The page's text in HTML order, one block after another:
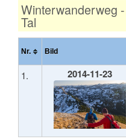
Winterwanderweg
Tal
Nr. Bild
1. 2014-11-23